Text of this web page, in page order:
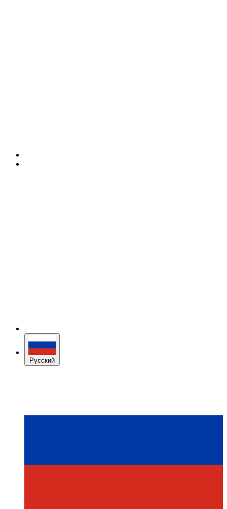
Русский